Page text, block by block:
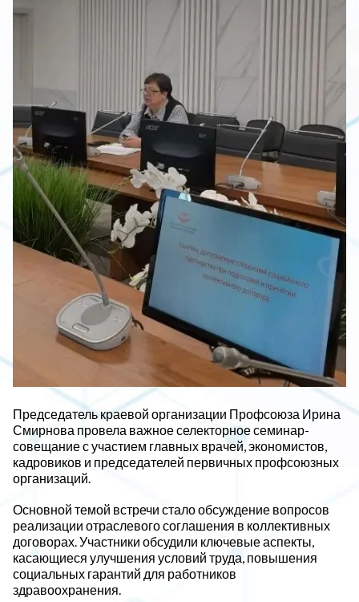
Председатель краевой организации Профсоюза Ирина
Смирнова провела важное селекторное семинар-
совещание с участием главных врачей, экономистов,
кадровиков и председателей первичных профсоюзных
организаций.
Основной темой встречи стало обсуждение вопросов
реализации отраслевого соглашения в коллективных
договорах. Участники обсудили ключевые аспекты,
касающиеся улучшения условий труда, повышения
социальных гарантий для работников
здравоохранения.